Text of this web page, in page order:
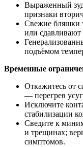
Выраженный
признаки
Свежие бляшки
или сдавливают
подъёмом
Временные
Откажитесь от
— перегрев
Исключите
стабилизации
Сведите к
и трещинах;
симптомов.